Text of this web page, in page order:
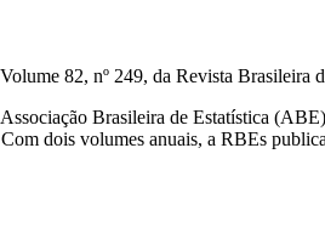
82, nº 249, da Revista
Brasileira de Estatística
dois volumes anuais, a RBEs